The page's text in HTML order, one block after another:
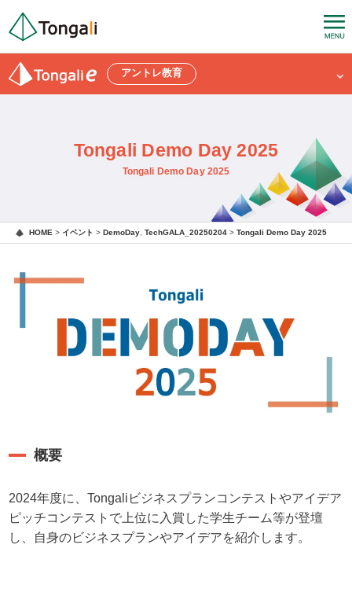
アントレ教育
Tongali Demo Day 2025
Tongali Demo Day 2025
HOME > イベント > DemoDay TechGALA_20250204 > Tongali Demo Day 2025
概要
2024年度に、Tongaliビジネスプランコンテストやアイデア
ピッチコンテストで上位に入賞した学生チーム等が登壇
し、自身のビジネスプランやアイデアを紹介します。